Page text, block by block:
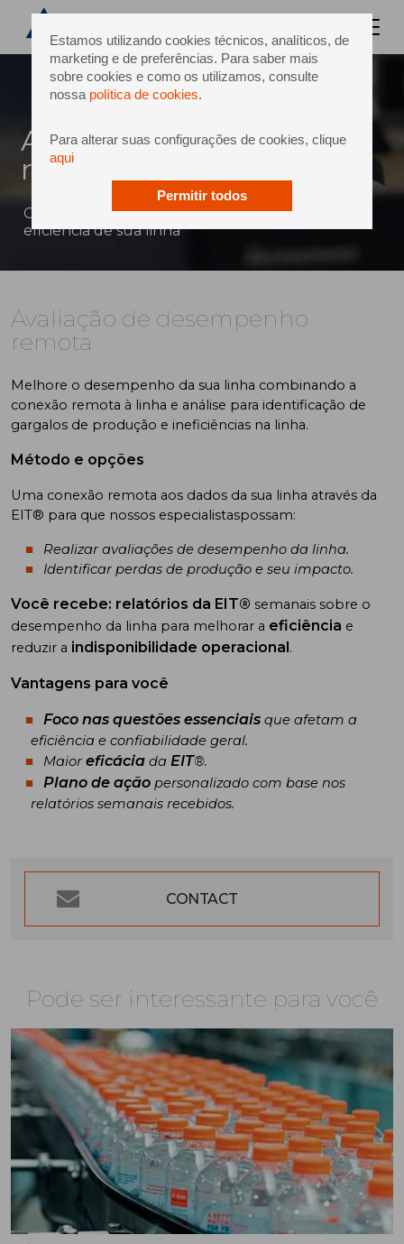
Estamos utilizando cookies técnicos, analíticos, de
marketing e de preferências. Para saber mais
sobre cookies e como os utilizamos, consulte
nossa política de cookies.
Para alterar suas configurações de cookies, clique
aqui
Permitir todos
Avaliação de desempenho
remota
Conexão remota para apoiar o aumento de
eficiência de sua linha
Avaliação de desempenho
remota
Melhore o desempenho da sua linha combinando a
conexão remota à linha e análise para identificação de
gargalos de produção e ineficiências na linha.
Método e opções
Uma conexão remota aos dados da sua linha através da
EIT® para que nossos especialistaspossam:
Realizar avaliações de desempenho da linha.
Identificar perdas de produção e seu impacto.
Você recebe: relatórios da EIT® semanais sobre o
desempenho da linha para melhorar a eficiência e
reduzir a indisponibilidade operacional.
Vantagens para você
Foco nas questões essenciais que afetam a
eficiência e confiabilidade geral.
Maioreficácia daEIT®.
Plano de ação personalizado com base nos
relatórios semanais recebidos.
CONTACT
Pode ser interessante para você